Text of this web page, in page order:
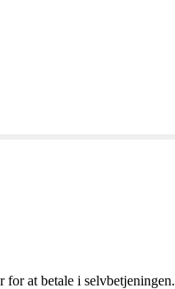
at betale i selvbetjeningen.